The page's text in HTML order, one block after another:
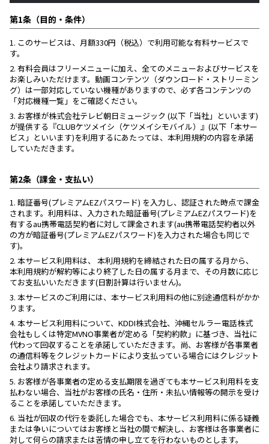
第1条（目的・条件）
1. このサービスは、月額330円（税込）で利用可能な有料サービスで
す。
2. 有料会員はフリーメニューに加え、全てのメニューおよびサービスを
お楽しみいただけます。動画コンテンツ（ダウンロード・ストリーミン
グ）は一部対応していない機種がありますので、必ず各コンテンツの
「対応機種一覧」をご確認ください。
3. お客様が株式会社テレビ朝日ミュージック (以下「当社」といいます)
が提供する『CLUBケツメイシ（ケツメイシモバイル）』(以下「本サー
ビス」といいます)を利用するにあたっては、本利用規約の内容を承諾
していただきます。
第2条（課金・支払い）
1. 暗証番号(プレミアムEZパスワード) を入力し、認証された時点で課金
されます。利用料は、入力された暗証番号(プレミアムEZパスワード)を
有するau携帯電話契約者に対して課金されます(au携帯電話契約者以外
の方が暗証番号(プレミアムEZパスワード)を入力された場合も同じで
す)。
2. 本サービス利用料は、 本利用規約を締結された日の属する月から、
本利用規約が解約等により終了した日の属する月まで、その月数に応じ
てお支払いいただきます(日割計算は行いません)。
3. 本サービスのご利用には、本サービス利用料の他に別途通信料がかか
ります。
4. 本サービス利用料について、KDDI株式会社、沖縄セルラー電話株式
会社もしくは特定MVNO事業者が定める「契約約款」に基づき、当社に
代わって回収することを承諾していただきます。尚、お客様が各事業者
の通信料等をクレジットカードにより支払っている場合にはクレジット
会社より請求されます。
5. お客様が各事業者の定める支払期限を過ぎても本サービス利用料を支
払わない場合、当社がお客様の氏名・住所・未払い情報等の開示を受け
ることを承諾していただきます。
6. 当社が回収の代行を委託した場合でも、本サービス利用料に係る疑義
または争いについてはお客様と当社の間で解決し、お客様は各事業者に
対して何らの請求または苦情の申し立てを行わないものとします。